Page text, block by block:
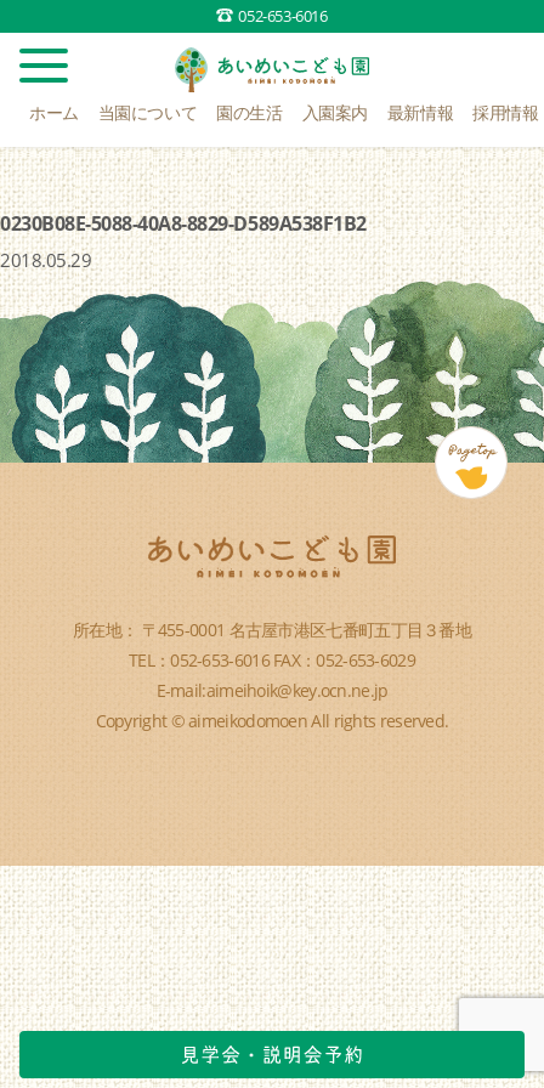
052-653-6016
ホーム 当園について 園の生活 入園案内 最新情報 採用情報
0230B08E-5088-40A8-8829-D589A538F1B2
2018.05.29
所在地： 〒455-0001 名古屋市港区七番町五丁目３番地
TEL：052-653-6016 FAX：052-653-6029
E-mail:aimeihoik@key.ocn.ne.jp
Copyright © aimeikodomoen All rights reserved.